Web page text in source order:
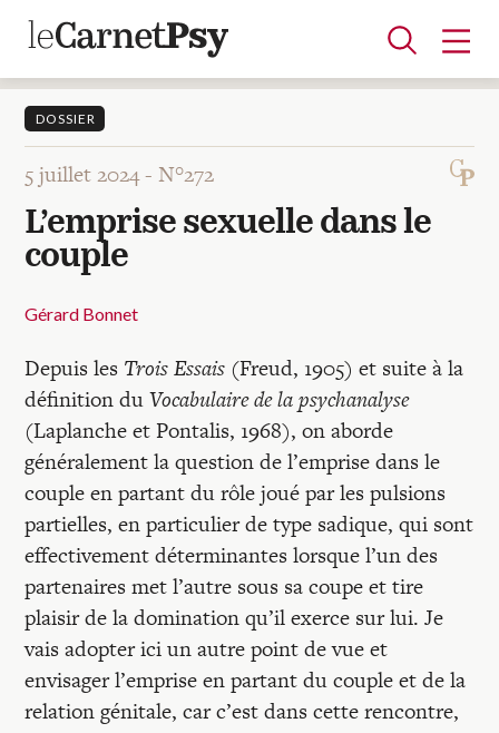
Articles
A la une
Adolescence
Dispositif
Enfance
Périnatalité
Psychanalyse
Psychopathologie
Soin
Dossiers
Blocs-notes
Recherches
Entretiens
Revues
DOSSIER
5 juillet 2024 -N°272
L’emprise sexuelle dans le
couple
Gérard Bonnet
Depuis les Trois Essais (Freud, 1905) et suite à la
définition duVocabulaire de la psychanalyse
(Laplanche et Pontalis, 1968), on aborde
généralement la question de l’emprise dans le
couple en partant du rôle joué par les pulsions
partielles, en particulier de type sadique, qui sont
effectivement déterminantes lorsque l’un des
partenaires met l’autre sous sa coupe et tire
plaisir de la domination qu’il exerce sur lui. Je
vais adopter ici un autre point de vue et
envisager l’emprise en partant du couple et de la
relation génitale, car c’est dans cette rencontre,